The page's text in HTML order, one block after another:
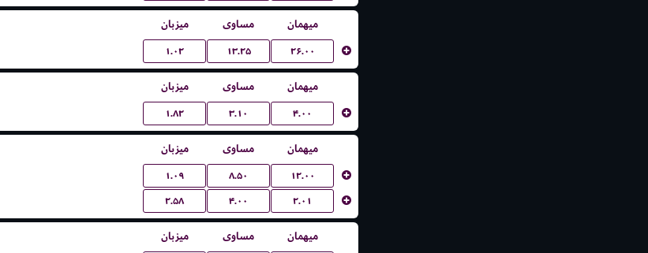
میزبان مساوی میهمان
۱.۰۲ ۱۳.۲۵
۲۶.۰۰
میزبان مساوی میهمان
۱.۸۲ ۳.۱۰
۴.۰۰
میزبان مساوی میهمان
۱.۰۹ ۸.۵۰ ۱۲.۰۰
۲.۵۸ ۴.۰۰
۲.۰۱
میزبان مساوی میهمان